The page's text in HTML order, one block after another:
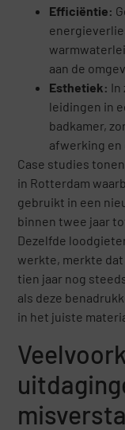
Efficiëntie:
aan de
Esthetiek: In
leidingen in
badkamer,
afwerking
Case studies
in Rotterdam
gebruikt in een
binnen twee jaar
Dezelfde
werkte, merkte
tien jaar nog
als deze
in het juiste